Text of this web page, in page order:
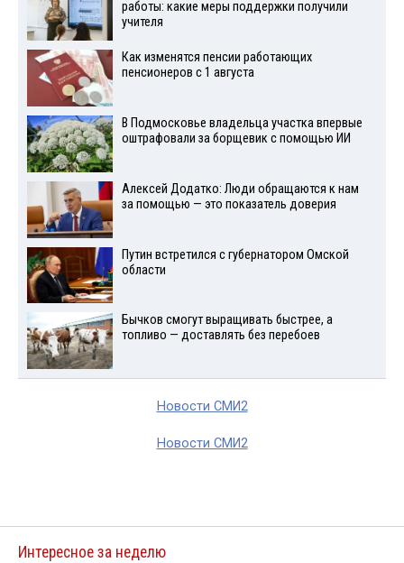
работы: какие меры поддержки получили
учителя
Как изменятся пенсии работающих
пенсионеров с 1 августа
В Подмосковье владельца участка впервые
оштрафовали за борщевик с помощью ИИ
Алексей Додатко: Люди обращаются к нам
за помощью — это показатель доверия
Путин встретился с губернатором Омской
области
Бычков смогут выращивать быстрее, а
топливо — доставлять без перебоев
Новости СМИ2
Новости СМИ2
Интересное за неделю